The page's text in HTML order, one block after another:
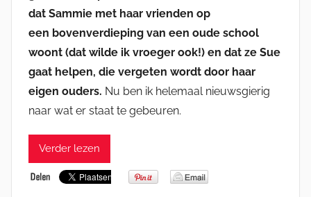
dat Sammie met haar vrienden op
een bovenverdieping van een oude school
woont (dat wilde ik vroeger ook!) en dat ze Sue
gaat helpen, die vergeten wordt door haar
eigen ouders. Nu ben ik helemaal nieuwsgierig
naar wat er staat te gebeuren.
Verder lezen